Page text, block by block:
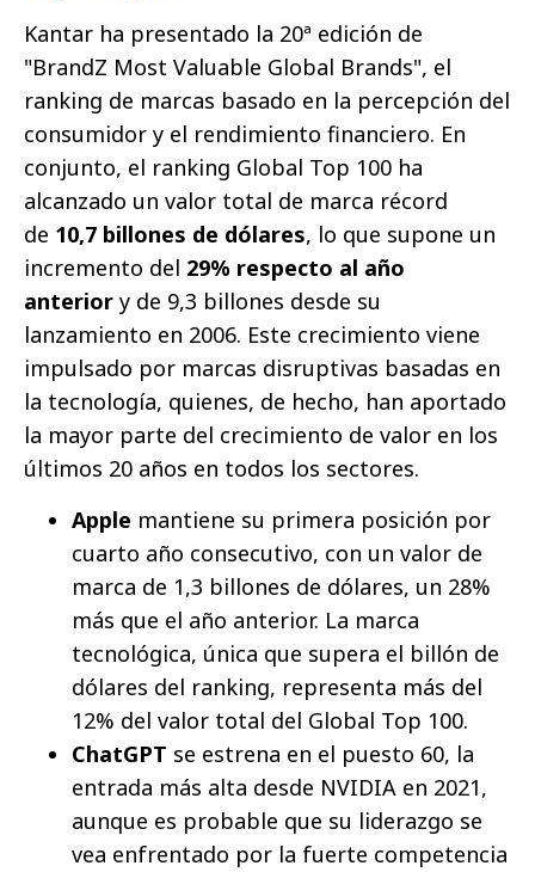
Kantar ha presentado la 20ª edición de
"BrandZ Most Valuable Global Brands", el
ranking de marcas basado en la percepción del
consumidor y el rendimiento financiero. En
conjunto, el ranking Global Top 100 ha
alcanzado un valor total de marca récord
de 10,7 billones de dólares, lo que supone un
incremento del 29% respecto al año
anterior y de 9,3 billones desde su
lanzamiento en 2006. Este crecimiento viene
impulsado por marcas disruptivas basadas en
la tecnología, quienes, de hecho, han aportado
la mayor parte del crecimiento de valor en los
últimos 20 años en todos los sectores.
Apple mantiene su primera posición por
cuarto año consecutivo, con un valor de
marca de 1,3 billones de dólares, un 28%
más que el año anterior. La marca
tecnológica, única que supera el billón de
dólares del ranking, representa más del
12% del valor total del Global Top 100.
ChatGPT se estrena en el puesto 60, la
entrada más alta desde NVIDIA en 2021,
aunque es probable que su liderazgo se
vea enfrentado por la fuerte competencia